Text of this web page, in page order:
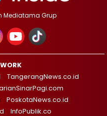
Mediatama Grup
TangerangNews.co.id
PoskotaNews.co.id
InfoPublik.co